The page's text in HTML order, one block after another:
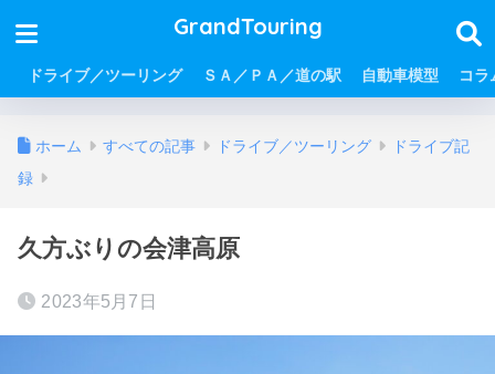
GrandTouring
ドライブ／ツーリング ＳＡ／ＰＡ／道の駅 自動車模型 コラ
ホーム すべての記事 ドライブ／ツーリング
ドライブ記
録
久方ぶりの会津高原
2023年5月7日